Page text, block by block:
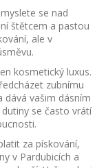
se nad
štětcem a pastou
ale v
kosmetický luxus.
zubnímu
dává vašim dásním
se často vrátí
za pískování,
v Pardubicích a